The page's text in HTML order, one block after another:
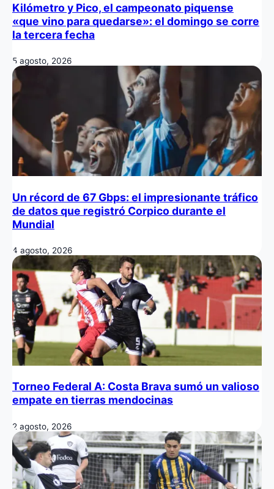
Kilómetro y Pico, el campeonato piquense
«que vino para quedarse»: el domingo se corre
la tercera fecha
5 agosto, 2026
Un récord de 67 Gbps: el impresionante tráfico
de datos que registró Corpico durante el
Mundial
4 agosto, 2026
Torneo Federal A: Costa Brava sumó un valioso
empate en tierras mendocinas
2 agosto, 2026